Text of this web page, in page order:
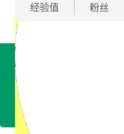
经验值 粉丝
开发平台：暂无信息